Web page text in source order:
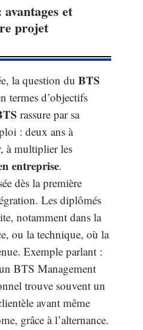
et
projet
la question du BTS
termes d’objectifs
rassure par sa
: deux ans à
à multiplier les
entreprise.
dès la première
Les diplômés
notamment dans la
ou la technique, où la
Exemple parlant :
BTS Management
trouve souvent un
avant même
grâce à l’alternance.